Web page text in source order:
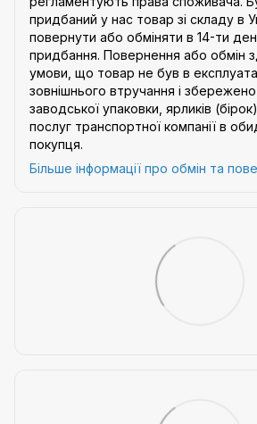
придбаний у нас товар зі складу в
повернути або обміняти в 14-ти
придбання. Повернення або обмін
умови, що товар не був в
зовнішнього втручання і збережено
заводської упаковки, ярликів
послуг транспортної компанії в
покупця.
Більше інформації про обмін та